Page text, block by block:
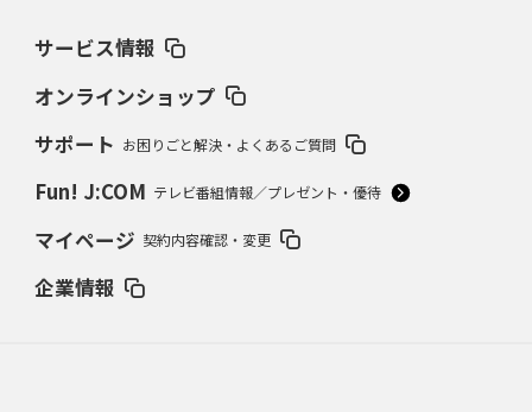
サービス情報
オンラインショップ
サポート お困りごと解決・よくあるご質問
Fun! J:COM テレビ番組情報／プレゼント・優待
マイページ 契約内容確認・変更
企業情報